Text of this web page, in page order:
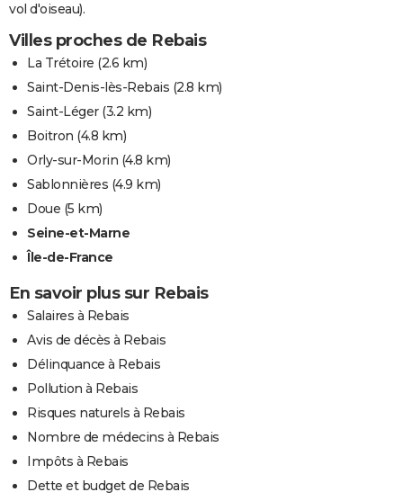
vol d'oiseau).
Villes proches de Rebais
La Trétoire (2.6 km)
Saint-Denis-lès-Rebais (2.8 km)
Saint-Léger(3.2 km)
Boitron (4.8 km)
Orly-sur-Morin (4.8 km)
Sablonnières (4.9 km)
Doue (5 km)
Seine-et-Marne
Île-de-France
En savoir plus sur Rebais
Salaires à Rebais
Avis de décès à Rebais
Délinquance à Rebais
Pollution à Rebais
Risques naturels à Rebais
Nombre de médecins à Rebais
Impôts à Rebais
Dette et budget de Rebais